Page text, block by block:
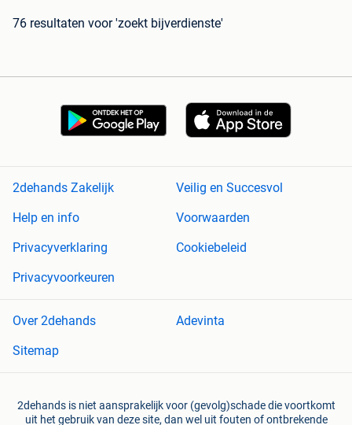
76 resultaten voor 'zoekt bijverdienste'
2dehands Zakelijk
Veilig en Succesvol
Help en info
Voorwaarden
Privacyverklaring
Cookiebeleid
Privacyvoorkeuren
Over 2dehands
Adevinta
Sitemap
2dehands is niet aansprakelijk voor (gevolg)schade die voortkomt
uit het gebruik van deze site, dan wel uit fouten of ontbrekende